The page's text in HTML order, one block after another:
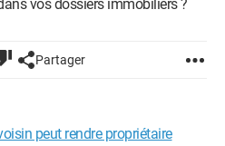
vos dossiers immobiliers ?
Partager
peut rendre propriétaire